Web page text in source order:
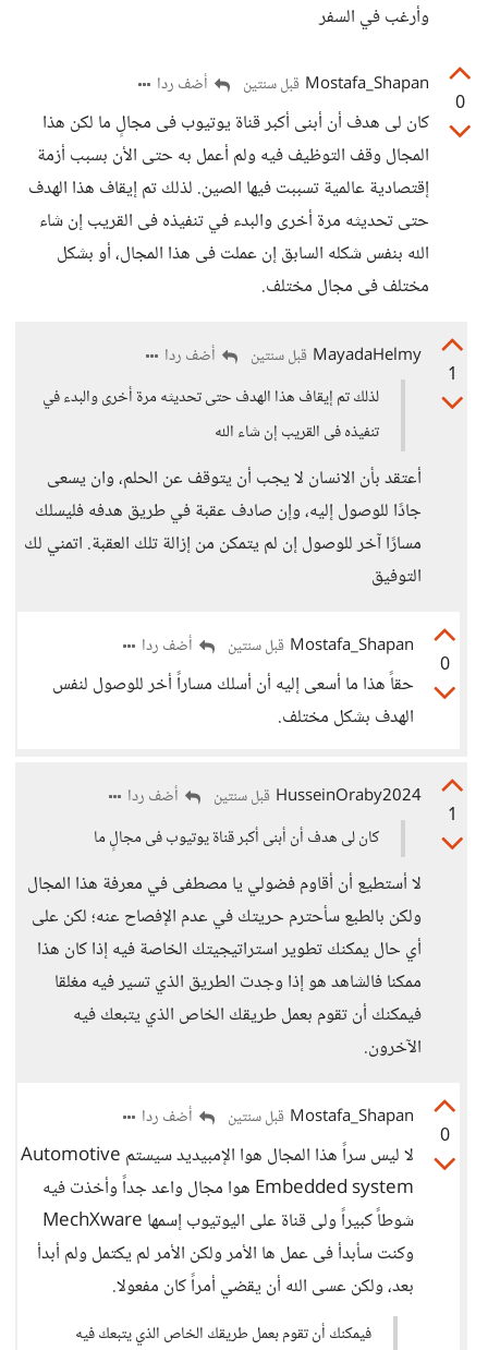
وأرغب في السفر
0
Mostafa_Shapan قبل سنتين أضف ردا
كان لى هدف أن أبنى أكبر قناة يوتيوب فى مجالٍ ما لكن هذا
المجال وقف التوظيف فيه ولم أعمل به حتى الأن بسبب أزمة
إقتصادية عالمية تسببت فيها الصين. لذلك تم إيقاف هذا الهدف
حتى تحديثه مرة أخرى والبدء في تنفيذه فى القريب إن شاء
الله بنفس شكله السابق إن عملت فى هذا المجال، أو بشكل
مختلف فى مجال مختلف.
1
MayadaHelmy قبل سنتين
أضف ردا
لذلك تم إيقاف هذا الهدف حتى تحديثه مرة أخرى والبدء في
تنفيذه فى القريب إن شاء الله
أعتقد بأن الانسان لا يجب أن يتوقف عن الحلم، وان يسعى
جادًا للوصول إليه، وإن صادف عقبة في طريق هدفه فليسلك
مسارًا آخر للوصول إن لم يتمكن من إزالة تلك العقبة. اتمني لك
التوفيق
0
Mostafa_Shapan قبل سنتين أضف ردا
حقاً هذا ما أسعى إليه أن أسلك مساراً أخر للوصول لنفس
الهدف بشكل مختلف.
1
HusseinOraby2024 قبل سنتين
أضف ردا
كان لى هدف أن أبنى أكبر قناة يوتيوب فى مجالٍ ما
لا أستطيع أن أقاوم فضولي يا مصطفى في معرفة هذا المجال
ولكن بالطبع سأحترم حريتك في عدم الإفصاح عنه؛ لكن على
أي حال يمكنك تطوير استراتيجيتك الخاصة فيه إذا كان هذا
ممكنا فالشاهد هو إذا وجدت الطريق الذي تسير فيه مغلقا
فيمكنك أن تقوم بعمل طريقك الخاص الذي يتبعك فيه
الآخرون.
0
Mostafa_Shapan قبل سنتين أضف ردا
لا ليس سراً هذا المجال هوا الإمبيديد سيستم Automotive
Embedded system هوا مجال واعد جداً وأخذت فيه
شوطاً كبيراً ولى قناة على اليوتيوب إسمها MechXware
وكنت سأبدأ فى عمل ها الأمر ولكن الأمر لم يكتمل ولم أبدأ
بعد، ولكن عسى الله أن يقضي أمراً كان مفعولا.
فيمكنك أن تقوم بعمل طريقك الخاص الذي يتبعك فيه